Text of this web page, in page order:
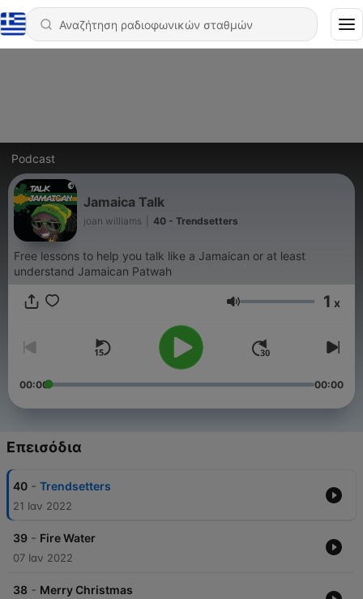
Podcast
Jamaica Talk
joan williams 40 - Trendsetters
Free lessons to help you talk like a Jamaican or at least
understand Jamaican Patwah
Ένταση 1 x
00:00 00:00
Επεισόδια
40 - Trendsetters
21 Ιαν 2022
39 - Fire Water
07 Ιαν 2022
38 - Merry Christmas